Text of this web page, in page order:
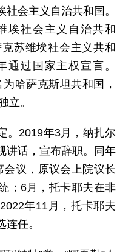
会主义自治共和国。
埃社会主义自治共和
苏维埃社会主义共和
通过国家主权宣言。
哈萨克斯坦共和国，
立。
。2019年3月，纳扎尔
讲话，宣布辞职。同年
议，原议会上院议长
；6月，托卡耶夫在非
年11月，托卡耶夫
任。